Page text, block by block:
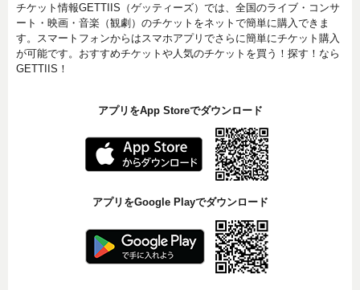
チケット情報GETTIIS（ゲッティーズ）では、全国のライブ・コンサ
ート・映画・音楽（観劇）のチケットをネットで簡単に購入できま
す。スマートフォンからはスマホアプリでさらに簡単にチケット購入
が可能です。おすすめチケットや人気のチケットを買う！探す！なら
GETTIIS！
アプリをApp Storeでダウンロード
アプリをGoogle Playでダウンロード